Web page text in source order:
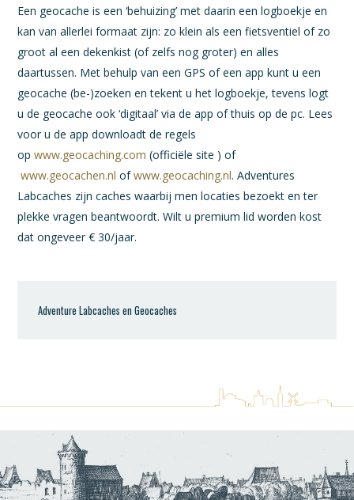
Een geocache is een ‘behuizing’ met daarin een logboekje en
kan van allerlei formaat zijn: zo klein als een fietsventiel of zo
groot al een dekenkist (of zelfs nog groter) en alles
daartussen. Met behulp van een GPS of een app kunt u een
geocache (be-)zoeken en tekent u het logboekje, tevens logt
u de geocache ook ‘digitaal’ via de app of thuis op de pc. Lees
voor u de app downloadt de regels
opwww.geocaching.com (officiële site ) of
www.geocachen.nl ofwww.geocaching.nl. Adventures
Labcaches zijn caches waarbij men locaties bezoekt en ter
plekke vragen beantwoordt. Wilt u premium lid worden kost
dat ongeveer € 30/jaar.
Adventure Labcaches en Geocaches